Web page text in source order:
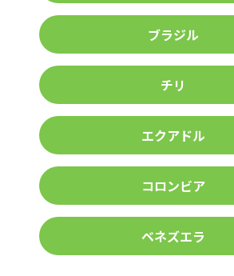
ブラジル
チリ
エクアドル
コロンビア
ベネズエラ